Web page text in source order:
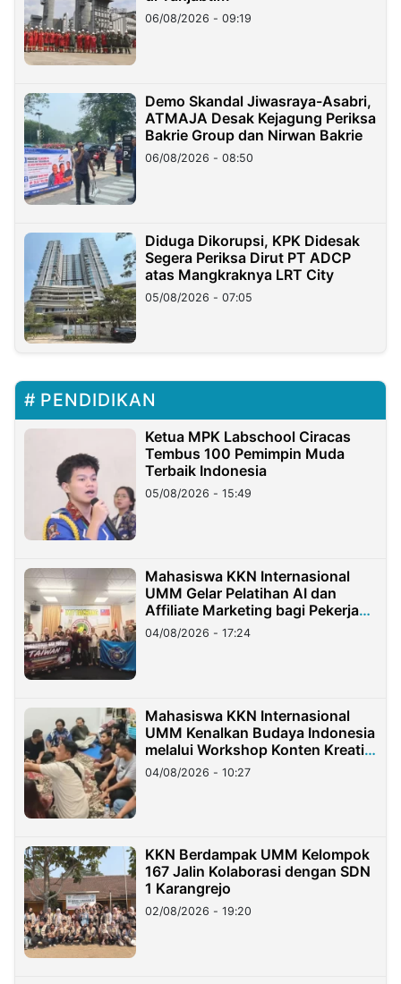
06/08/2026 - 09:19
Demo Skandal Jiwasraya-Asabri,
ATMAJA Desak Kejagung Periksa
Bakrie Group dan Nirwan Bakrie
06/08/2026 - 08:50
Diduga Dikorupsi, KPK Didesak
Segera Periksa Dirut PT ADCP
atas Mangkraknya LRT City
05/08/2026 - 07:05
PENDIDIKAN
Ketua MPK Labschool Ciracas
Tembus 100 Pemimpin Muda
Terbaik Indonesia
05/08/2026 - 15:49
Mahasiswa KKN Internasional
UMM Gelar Pelatihan AI dan
Affiliate Marketing bagi Pekerja
Migran Indonesia di Taiwan
04/08/2026 - 17:24
Mahasiswa KKN Internasional
UMM Kenalkan Budaya Indonesia
melalui Workshop Konten Kreatif
di Taiwan
04/08/2026 - 10:27
KKN Berdampak UMM Kelompok
167 Jalin Kolaborasi dengan SDN
1 Karangrejo
02/08/2026 - 19:20